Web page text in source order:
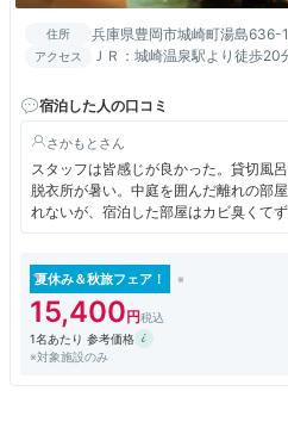
住所 兵庫県豊岡市城崎町湯島636-1
アクセス
ＪＲ：城崎温泉駅より徒歩
宿泊した人の口コミ
さかもと
スタッフは皆感じが良かった。貸切風
脱衣所が暑い。中庭を囲んだ離れの部
れないが、宿泊した部屋はカビ臭くて
はそこまで多くない。海鮮を楽しみに
きや、朝から太鼓の音が聞こえる。
夏休み＆秋旅フェア！
15,400
1名あたり 参考価格
※対象施設のみ